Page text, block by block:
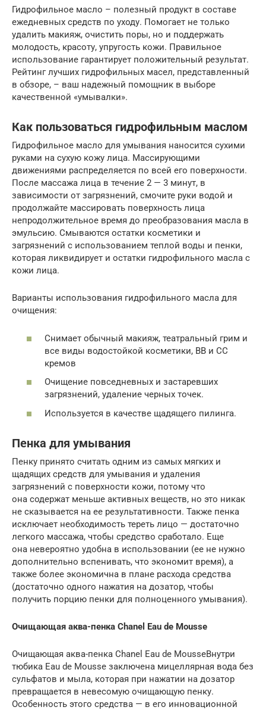
Гидрофильное масло – полезный продукт в составе
ежедневных средств по уходу. Помогает не только
удалить макияж, очистить поры, но и поддержать
молодость, красоту, упругость кожи. Правильное
использование гарантирует положительный результат.
Рейтинг лучших гидрофильных масел, представленный
в обзоре, – ваш надежный помощник в выборе
качественной «умывалки».
Как пользоваться гидрофильным маслом
Гидрофильное масло для умывания наносится сухими
руками на сухую кожу лица. Массирующими
движениями распределяется по всей его поверхности.
После массажа лица в течение 2 — 3 минут, в
зависимости от загрязнений, смочите руки водой и
продолжайте массировать поверхность лица
непродолжительное время до преобразования масла в
эмульсию. Смываются остатки косметики и
загрязнений с использованием теплой воды и пенки,
которая ликвидирует и остатки гидрофильного масла с
кожи лица.
Варианты использования гидрофильного масла для
очищения:
Снимает обычный макияж, театральный грим и
все виды водостойкой косметики, ВВ и СС
кремов
Очищение повседневных и застаревших
загрязнений, удаление черных точек.
Используется в качестве щадящего пилинга.
Пенка для умывания
Пенку принято считать одним из самых мягких и
щадящих средств для умывания и удаления
загрязнений с поверхности кожи, потому что
она содержат меньше активных веществ, но это никак
не сказывается на ее результативности. Также пенка
исключает необходимость тереть лицо — достаточно
легкого массажа, чтобы средство сработало. Еще
она невероятно удобна в использовании (ее не нужно
дополнительно вспенивать, что экономит время), а
также более экономична в плане расхода средства
(достаточно одного нажатия на дозатор, чтобы
получить порцию пенки для полноценного умывания).
Очищающая аква-пенка Chanel Eau de Mousse
Очищающая аква-пенка Chanel Eau de MousseВнутри
тюбика Eau de Mousse заключена мицеллярная вода без
сульфатов и мыла, которая при нажатии на дозатор
превращается в невесомую очищающую пенку.
Особенность этого средства — в его инновационной